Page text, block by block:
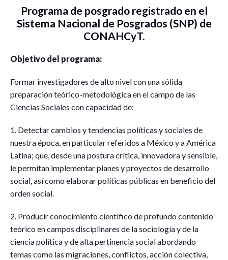
Programa de posgrado registrado en el
Sistema Nacional de Posgrados (SNP) de
CONAHCyT.
Objetivo del programa:
Formar investigadores de alto nivel con una sólida
preparación teórico-metodológica en el campo de las
Ciencias Sociales con capacidad de:
1. Detectar cambios y tendencias políticas y sociales de
nuestra época, en particular referidos a México y a América
Latina; que, desde una postura crítica, innovadora y sensible,
le permitan implementar planes y proyectos de desarrollo
social, así como elaborar políticas públicas en beneficio del
orden social.
2. Producir conocimiento científico de profundo contenido
teórico en campos disciplinares de la sociología y de la
ciencia política y de alta pertinencia social abordando
temas como las migraciones, conflictos, acción colectiva,